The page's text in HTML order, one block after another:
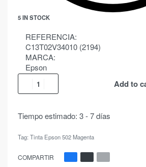
5 IN STOCK
REFERENCIA:
C13T02V34010 (2194)
MARCA:
Epson
Add to
Tiempo estimado: 3 - 7 días
Tag: Tinta Epson 502 Magenta
COMPARTIR